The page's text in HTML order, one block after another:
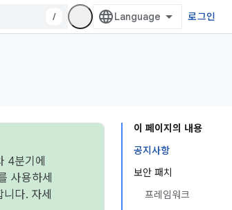
/ 로그인
이 페이지의 내용
공지사항
보안 패치
프레임워크
4분기에
사용하세
다. 자세